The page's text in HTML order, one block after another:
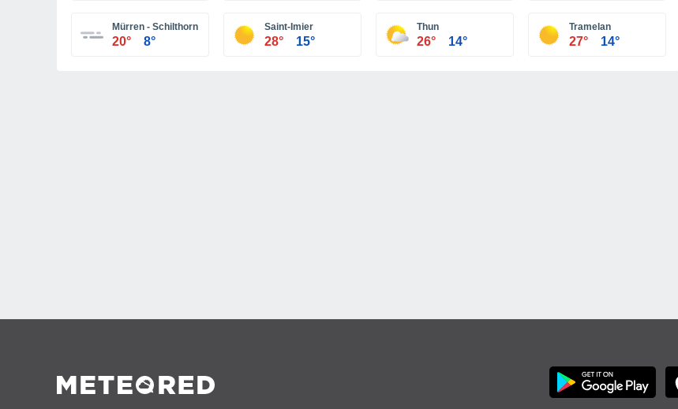
Mürren - Schilthorn
20° 8°
Saint-Imier
28° 15°
Thun
26° 14°
Tramelan
27° 14°